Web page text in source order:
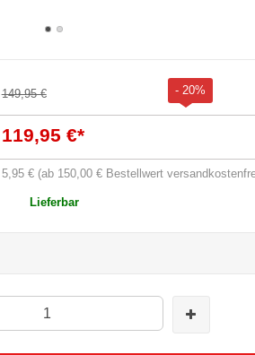
149,95 € - 20%
119,95 €*
5,95 € (ab 150,00 € Bestellwert
Lieferbar